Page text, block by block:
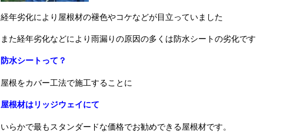
経年劣化により屋根材の褪色やコケなどが目立っていました
また経年劣化などにより雨漏りの原因の多くは防水シートの劣化です
防水シートって？
屋根をカバー工法で施工することに
屋根材はリッジウェイにて
いらかで最もスタンダードな価格でお勧めできる屋根材です。